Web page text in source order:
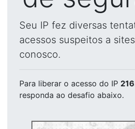
Seu IP fez diversas
acessos suspeitos a
conosco.
Para liberar o acesso do IP
responda ao desafio abaixo.